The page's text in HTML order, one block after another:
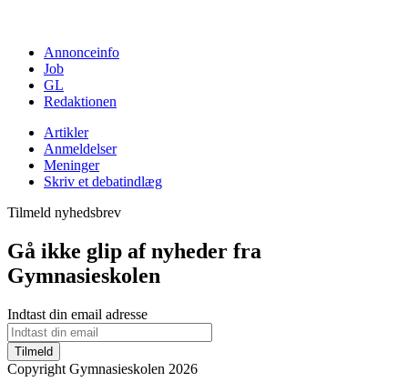
Annonceinfo
Job
GL
Redaktionen
Artikler
Anmeldelser
Meninger
Skriv et debatindlæg
Tilmeld nyhedsbrev
Gå ikke glip af nyheder fra
Gymnasieskolen
Indtast din email adresse
Tilmeld
Copyright Gymnasieskolen 2026